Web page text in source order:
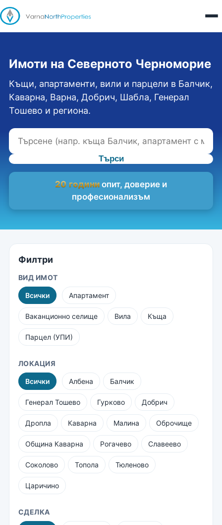
Имоти на Северното Черноморие
Къщи, апартаменти, вили и парцели в Балчик,
Каварна, Варна, Добрич, Шабла, Генерал
Тошево и региона.
Търси
20 години опит, доверие и
професионализъм
Филтри
ВИД ИМОТ
Всички Апартамент
Ваканционно селище Вила Къща
Парцел (УПИ)
ЛОКАЦИЯ
Всички Албена Балчик
Генерал Тошево Гурково Добрич
Дропла Каварна Малина Оброчище
Община Каварна Рогачево Славеево
Соколово Топола Тюленово
Царичино
СДЕЛКА